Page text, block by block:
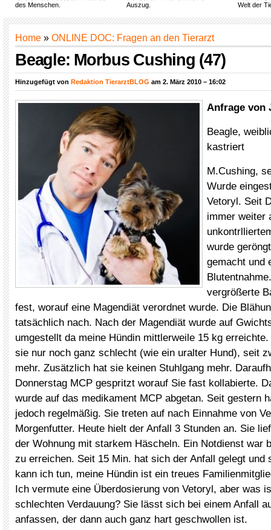
des Menschen.
Auszug.
Welt der
Home » ONLINE DOC: Fragen an den Tierarzt
Beagle: Morbus Cushing (47)
Hinzugefügt von Redaktion TierarztBLOG am 2. März 2010 – 16:02
Anfrage von
Beagle,
kastriert
M.Cushing,
Wurde
Vetoryl. Seit
immer weiter
wurde
gemacht und
vergrößerte
fest, worauf eine Magendiät verordnet wurde. Die
tatsächlich nach. Nach der Magendiät wurde auf
umgestellt da meine Hündin mittlerweile 15 kg
sie nur noch ganz schlecht (wie ein uralter Hund), seit
mehr. Zusätzlich hat sie keinen Stuhlgang mehr.
Donnerstag MCP gespritzt worauf Sie fast kollabierte.
wurde auf das medikament MCP abgetan. Seit gestern
jedoch regelmäßig. Sie treten auf nach Einnahme von
Morgenfutter. Heute hielt der Anfall 3 Stunden an. Sie
der Wohnung mit starkem Häscheln. Ein Notdienst war
zu erreichen. Seit 15 Min. hat sich der Anfall gelegt und
kann ich tun, meine Hündin ist ein treues
Ich vermute eine Überdosierung von Vetoryl, aber was
schlechten Verdauung? Sie lässt sich bei einem Anfall
anfassen, der dann auch ganz hart geschwollen ist.